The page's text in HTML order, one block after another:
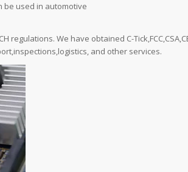
be used in automotive
We have obtained C-
and other services.